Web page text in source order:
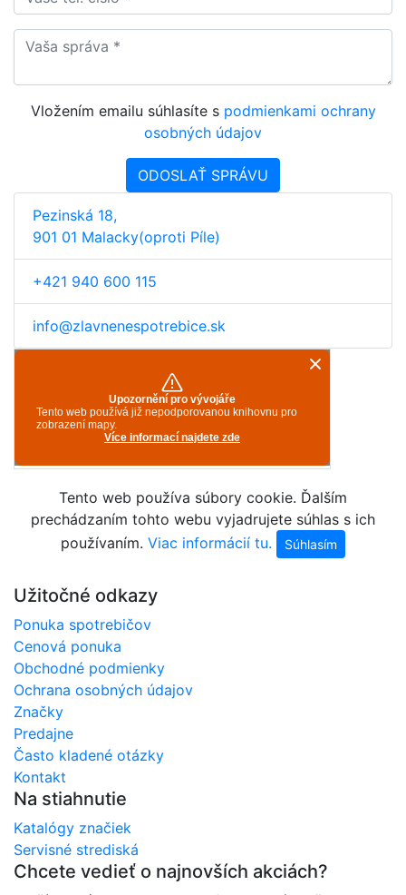
Vložením emailu súhlasíte s podmienkami ochrany
osobných údajov
ODOSLAŤ SPRÁVU
Pezinská 18,
901 01 Malacky(oproti Píle)
+421 940 600 115
info@zlavnenespotrebice.sk
Tento web používa súbory cookie. Ďalším
prechádzaním tohto webu vyjadrujete súhlas s ich
používaním. Viac informácií tu. Súhlasím
Užitočné odkazy
Ponuka spotrebičov
Cenová ponuka
Obchodné podmienky
Ochrana osobných údajov
Značky
Predajne
Často kladené otázky
Kontakt
Na stiahnutie
Katalógy značiek
Servisné strediská
Chcete vedieť o najnovších akciách?